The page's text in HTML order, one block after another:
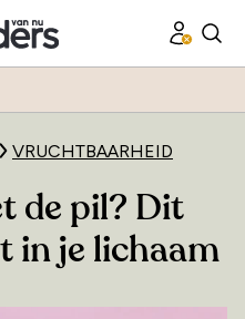
VRUCHTBAARHEID
de pil? Dit
in je lichaam